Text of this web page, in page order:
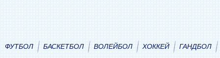
ФУТБОЛ БАСКЕТБОЛ ВОЛЕЙБОЛ ХОККЕЙ ГАНДБОЛ